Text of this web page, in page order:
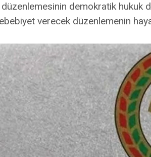
düzenlemesinin demokratik hukuk
verecek düzenlemenin